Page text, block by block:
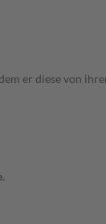
er diese von